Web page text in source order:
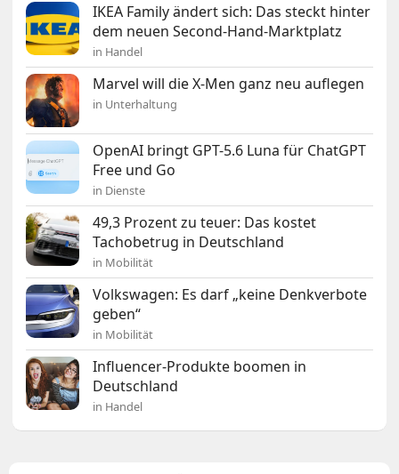
IKEA Family ändert sich: Das steckt hinter
dem neuen Second-Hand-Marktplatz
in Handel
Marvel will die X-Men ganz neu auflegen
in Unterhaltung
OpenAI bringt GPT-5.6 Luna für ChatGPT
Free und Go
in Dienste
49,3 Prozent zu teuer: Das kostet
Tachobetrug in Deutschland
in Mobilität
Volkswagen: Es darf „keine Denkverbote
geben“
in Mobilität
Influencer-Produkte boomen in
Deutschland
in Handel